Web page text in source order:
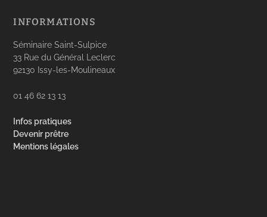
INFORMATIONS
Séminaire Saint-Sulpice
33 Rue du Général Leclerc
92130 Issy-les-Moulineaux
01 46 62 13 13
Infos pratiques
Devenir prêtre
Mentions légales